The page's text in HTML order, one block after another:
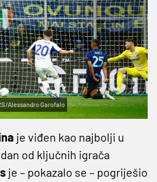
Alessandro Garofalo
je viđen kao najbolji u
od ključnih igrača
je – pokazalo se – pogriješio